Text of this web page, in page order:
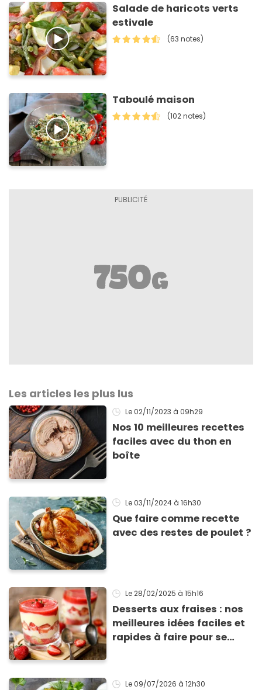
Salade de haricots verts
estivale
(63 notes)
Taboulé maison
(102 notes)
Les articles les plus lus
Le 02/11/2023 à 09h29
Nos 10 meilleures recettes
faciles avec du thon en
boîte
Le 03/11/2024 à 16h30
Que faire comme recette
avec des restes de poulet ?
Le 28/02/2025 à 15h16
Desserts aux fraises : nos
meilleures idées faciles et
rapides à faire pour se
Le 09/07/2026 à 12h30